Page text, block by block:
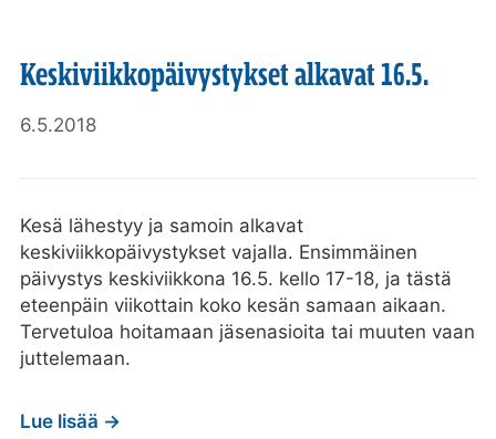
Keskiviikkopäivystykset alkavat 16.5.
6.5.2018
Kesä lähestyy ja samoin alkavat
keskiviikkopäivystykset vajalla. Ensimmäinen
päivystys keskiviikkona 16.5. kello 17-18, ja tästä
eteenpäin viikottain koko kesän samaan aikaan.
Tervetuloa hoitamaan jäsenasioita tai muuten vaan
juttelemaan.
Lue lisää →